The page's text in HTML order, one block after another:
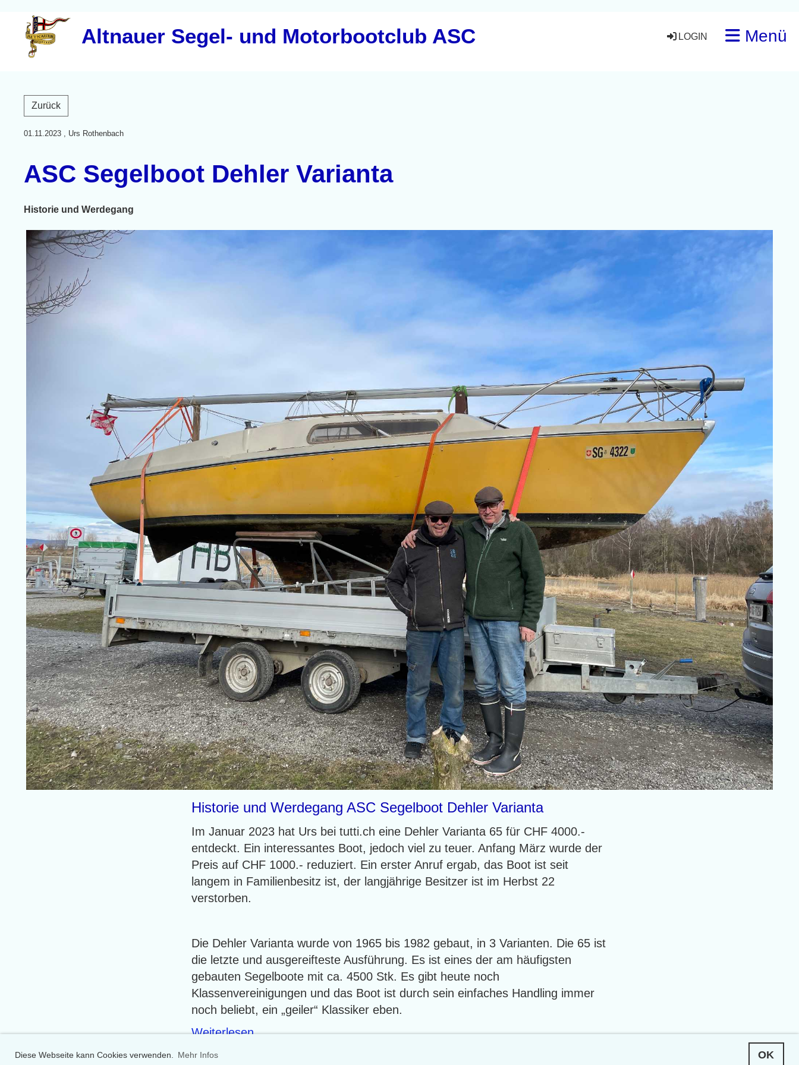
Diese Webseite kann Cookies verwenden. Mehr Infos OK
Altnauer Segel- und Motorbootclub ASC LOGIN Menü
Zurück
01.11.2023 , Urs Rothenbach
ASC Segelboot Dehler Varianta
Historie und Werdegang
Historie und Werdegang ASC Segelboot Dehler Varianta
Im Januar 2023 hat Urs bei tutti.ch eine Dehler Varianta 65 für CHF 4000.-
entdeckt. Ein interessantes Boot, jedoch viel zu teuer. Anfang März wurde der
Preis auf CHF 1000.- reduziert. Ein erster Anruf ergab, das Boot ist seit
langem in Familienbesitz ist, der langjährige Besitzer ist im Herbst 22
verstorben.
Die Dehler Varianta wurde von 1965 bis 1982 gebaut, in 3 Varianten. Die 65 ist
die letzte und ausgereifteste Ausführung. Es ist eines der am häufigsten
gebauten Segelboote mit ca. 4500 Stk. Es gibt heute noch
Klassenvereinigungen und das Boot ist durch sein einfaches Handling immer
noch beliebt, ein „geiler“ Klassiker eben.
Weiterlesen